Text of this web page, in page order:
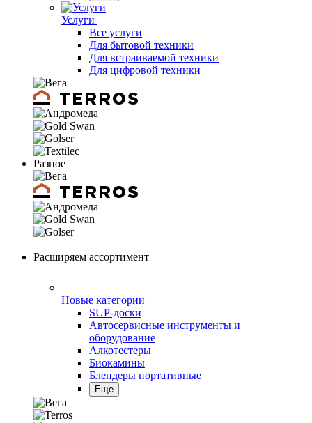
Услуги
Все услуги
Для бытовой техники
Для встраиваемой техники
Для цифровой техники
Разное
Расширяем ассортимент
Автосервисные инструменты и
оборудование
Алкотестеры
Биокамины
Блендеры портативные
Еще